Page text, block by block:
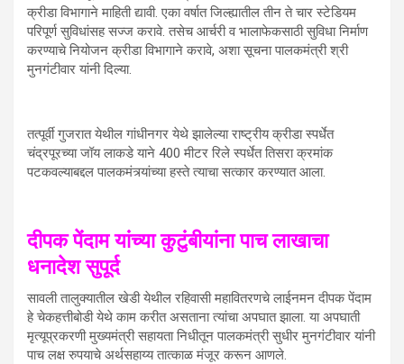
क्रीडा विभागाने माहिती द्यावी. एका वर्षात जिल्ह्यातील तीन ते चार स्टेडियम
परिपूर्ण सुविधांसह सज्ज करावे. तसेच आर्चरी व भालाफेकसाठी सुविधा निर्माण
करण्याचे नियोजन क्रीडा विभागाने करावे, अशा सूचना पालकमंत्री श्री
मुनगंटीवार यांनी दिल्या.
तत्पूर्वी गुजरात येथील गांधीनगर येथे झालेल्या राष्ट्रीय क्रीडा स्पर्धेत
चंद्रपूरच्या जॉय लाकडे याने 400 मीटर रिले स्पर्धेत तिसरा क्रमांक
पटकवल्याबद्दल पालकमंत्र्यांच्या हस्ते त्याचा सत्कार करण्यात आला.
दीपक पेंदाम यांच्या कुटुंबीयांना पाच लाखाचा
धनादेश सुपूर्द
सावली तालुक्यातील खेडी येथील रहिवासी महावितरणचे लाईनमन दीपक पेंदाम
हे चेकहत्तीबोडी येथे काम करीत असताना त्यांचा अपघात झाला. या अपघाती
मृत्यूप्रकरणी मुख्यमंत्री सहायता निधीतून पालकमंत्री सुधीर मुनगंटीवार यांनी
पाच लक्ष रुपयाचे अर्थसहाय्य तात्काळ मंजूर करून आणले.